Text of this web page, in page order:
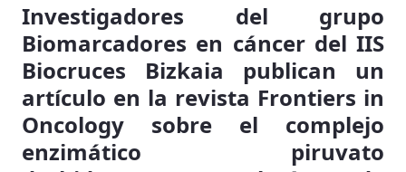
Investigadores del grupo
Biomarcadores en cáncer del IIS
Biocruces Bizkaia publican un
artículo en la revista Frontiers in
Oncology sobre el complejo
enzimático piruvato